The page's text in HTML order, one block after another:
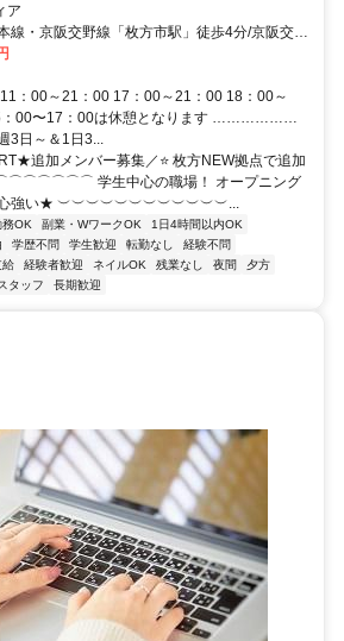
ア
線・京阪交野線「枚方市駅」徒歩4分/京阪交野
：00～21：00 17：00～21：00 18：00～
：00〜17：00は休憩となります ………………
～＆1日3...
追加メンバー募集／⭐ 枚方NEW拠点で追加
学生中心の職場！ オープニング
強い★ ︶︶︶︶︶︶︶︶︶︶︶︶...
OK 副業・WワークOK
1日4時間以内OK
学歴不問 学生歓迎 転勤なし
経験不問
給 経験者歓迎 ネイルOK 残業なし 夜間
夕方
タッフ 長期歓迎